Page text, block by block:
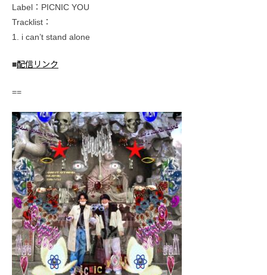
Label：PICNIC YOU
Tracklist：
1. i can’t stand alone
■配信リンク
==